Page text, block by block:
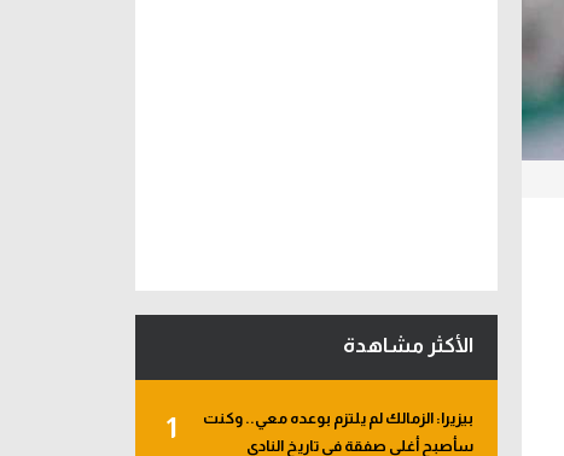
الأكثر مشاهدة
1
بيزيرا: الزمالك لم يلتزم بوعده معي.. وكنت
سأصبح أغلى صفقة في تاريخ النادي